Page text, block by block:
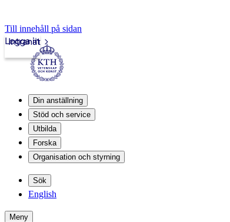
Till innehåll på sidan
Intranät
Logga in
Din anställning
Stöd och service
Utbilda
Forska
Organisation och styrning
Sök
English
Meny